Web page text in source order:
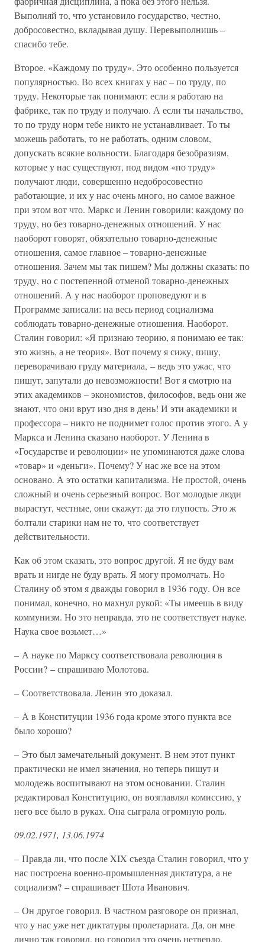
Выполняй то, что установило государство, честно,
добросовестно, вкладывая душу. Перевыполнишь –
спасибо тебе.
Второе. «Каждому по труду». Это особенно пользуется
популярностью. Во всех книгах у нас – по труду, по
труду. Некоторые так понимают: если я работаю на
фабрике, так по труду и получаю. А если ты начальство,
то по труду норм тебе никто не устанавливает. То ты
можешь работать, то не работать, одним словом,
допускать всякие вольности. Благодаря безобразиям,
которые у нас существуют, под видом «по труду»
получают люди, совершенно недобросовестно
работающие, и их у нас очень много, но самое важное
при этом вот что. Маркс и Ленин говорили: каждому по
труду, но без товарно-денежных отношений. У нас
наоборот говорят, обязательно товарно-денежные
отношения, самое главное – товарно-денежные
отношения. Зачем мы так пишем? Мы должны сказать: по
труду, но с постепенной отменой товарно-денежных
отношений. А у нас наоборот проповедуют и в
Программе записали: на весь период социализма
соблюдать товарно-денежные отношения. Наоборот.
Сталин говорил: «Я признаю теорию, я понимаю ее так:
это жизнь, а не теория». Вот почему я сижу, пишу,
переворачиваю груду материала, – ведь это ужас, что
пишут, запутали до невозможности! Вот я смотрю на
этих академиков – экономистов, философов, ведь они же
знают, что они врут изо дня в день! И эти академики и
профессора – никто не поднимет голос против этого. А у
Маркса и Ленина сказано наоборот. У Ленина в
«Государстве и революции» не упоминаются даже слова
«товар» и «деньги». Почему? У нас же все на этом
основано. А это остатки капитализма. Не простой, очень
сложный и очень серьезный вопрос. Вот молодые люди
вырастут, честные, они скажут: да это глупость. Это ж
болтали старики нам не то, что соответствует
действительности.
Как об этом сказать, это вопрос другой. Я не буду вам
врать и нигде не буду врать. Я могу промолчать. Но
Сталину об этом я дважды говорил в 1936 году. Он все
понимал, конечно, но махнул рукой: «Ты имеешь в виду
коммунизм. Но это неправда, это не соответствует науке.
Наука свое возьмет…»
– А науке по Марксу соответствовала революция в
России? – спрашиваю Молотова.
– Соответствовала. Ленин это доказал.
– А в Конституции 1936 года кроме этого пункта все
было хорошо?
– Это был замечательный документ. В нем этот пункт
практически не имел значения, но теперь пишут и
молодежь воспитывают на этом основании. Сталин
редактировал Конституцию, он возглавлял комиссию, у
него все было в руках. Она сыграла огромную роль.
09.02.1971, 13.06.1974
– Правда ли, что после XIX съезда Сталин говорил, что у
нас построена военно-промышленная диктатура, а не
социализм? – спрашивает Шота Иванович.
– Он другое говорил. В частном разговоре он признал,
что у нас уже нет диктатуры пролетариата. Да, он мне
лично так говорил, но говорил это очень нетвердо.